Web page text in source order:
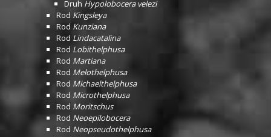
Druh Hypolobocera velezi
Rod Kingsleya
Rod Kunziana
Rod Lindacatalina
Rod Lobithelphusa
Rod Martiana
Rod Melothelphusa
Rod Michaelthelphusa
Rod Microthelphusa
Rod Moritschus
Rod Neoepilobocera
Rod Neopseudothelphusa